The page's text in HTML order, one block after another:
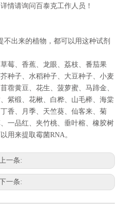
情请询问百泰克工作人员！
不出来的植物，都可以用这种试剂
莓、香蕉、龙眼、荔枝、番茄果
种子、水稻种子、大豆种子、小麦
蓿黄豆、花生、菠萝蜜、马蹄金、
紫椴、花楸、白桦、山毛榉、海棠
香、月季、天竺葵、仙客来、菊
一品红、夹竹桃、垂叶榕、橡胶树
用来提取霉菌RNA。
一条:
一条: